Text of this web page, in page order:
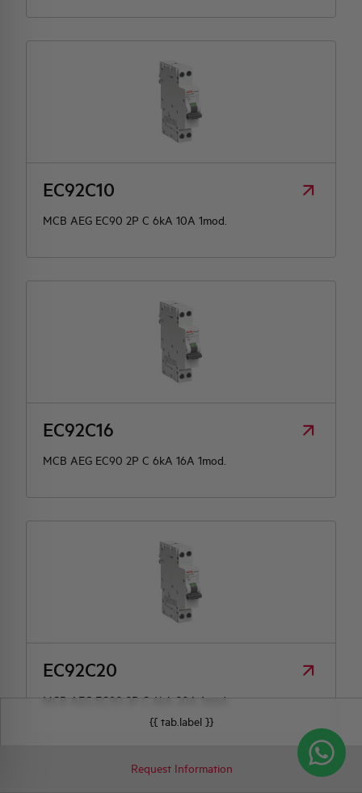
{{ tab.label }}
Request Information
EC92C10
MCB AEG EC90 2P C 6kA 10A 1mod.
EC92C16
MCB AEG EC90 2P C 6kA 16A 1mod.
EC92C20
MCB AEG EC90 2P C 6kA 20A 1mod.